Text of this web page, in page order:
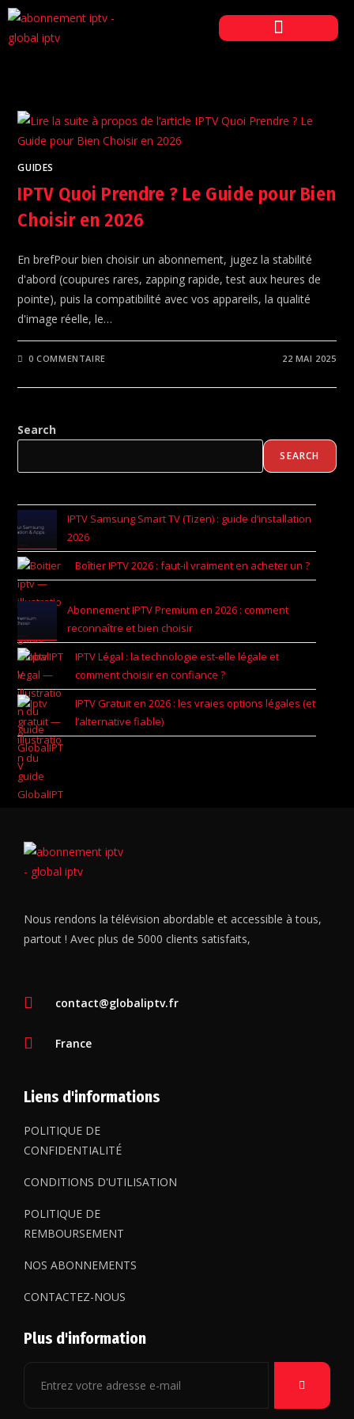
GUIDES
IPTV Quoi Prendre ? Le Guide pour Bien
Choisir en 2026
En brefPour bien choisir un abonnement, jugez la stabilité
d'abord (coupures rares, zapping rapide, test aux heures de
pointe), puis la compatibilité avec vos appareils, la qualité
d'image réelle, le…
0 COMMENTAIRE 22 MAI 2025
Search
SEARCH
IPTV Samsung Smart TV (Tizen) : guide d’installation
2026
Boîtier IPTV 2026 : faut-il vraiment en acheter un ?
Abonnement IPTV Premium en 2026 : comment
reconnaître et bien choisir
IPTV Légal : la technologie est-elle légale et
comment choisir en confiance ?
IPTV Gratuit en 2026 : les vraies options légales (et
l’alternative fiable)
Nous rendons la télévision abordable et accessible à tous,
partout ! Avec plus de 5000 clients satisfaits,
contact@globaliptv.fr
France
Liens d'informations
POLITIQUE DE
CONFIDENTIALITÉ
CONDITIONS D'UTILISATION
POLITIQUE DE
REMBOURSEMENT
NOS ABONNEMENTS
CONTACTEZ-NOUS
Plus d'information